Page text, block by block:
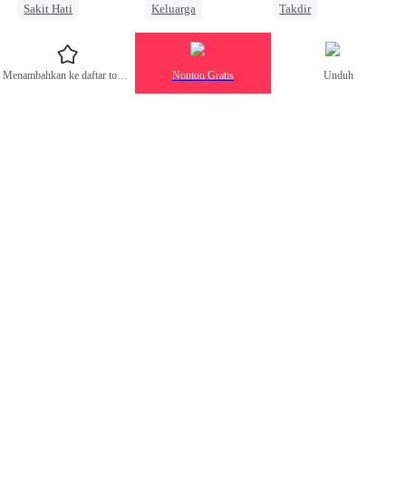
Sakit Hati
Balas Dendam
CEO
Keluarga
Penuh Intrik
Orang Biasa
Penyesalan
Bersamamu2
Takdir
Pembalasan
Menambahkan ke daftar tontonan Nonton Gratis Unduh